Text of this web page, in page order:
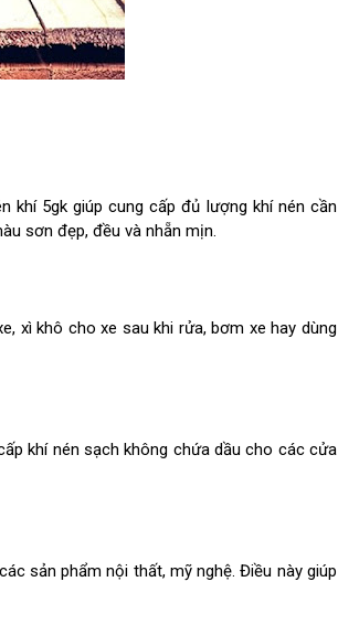
khí 5gk giúp cung cấp đủ lượng khí nén cần
sơn đẹp, đều và nhẵn mịn.
xì khô cho xe sau khi rửa, bơm xe hay dùng
khí nén sạch không chứa dầu cho các cửa
sản phẩm nội thất, mỹ nghệ. Điều này giúp